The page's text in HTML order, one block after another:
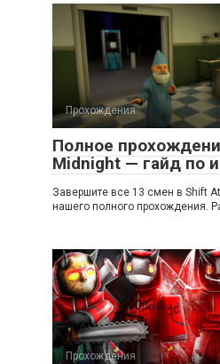
Прохождения
Полное
Midnight — гайд по
Завершите все 13 смен в Shift
нашего полного прохождения.
Прохождения